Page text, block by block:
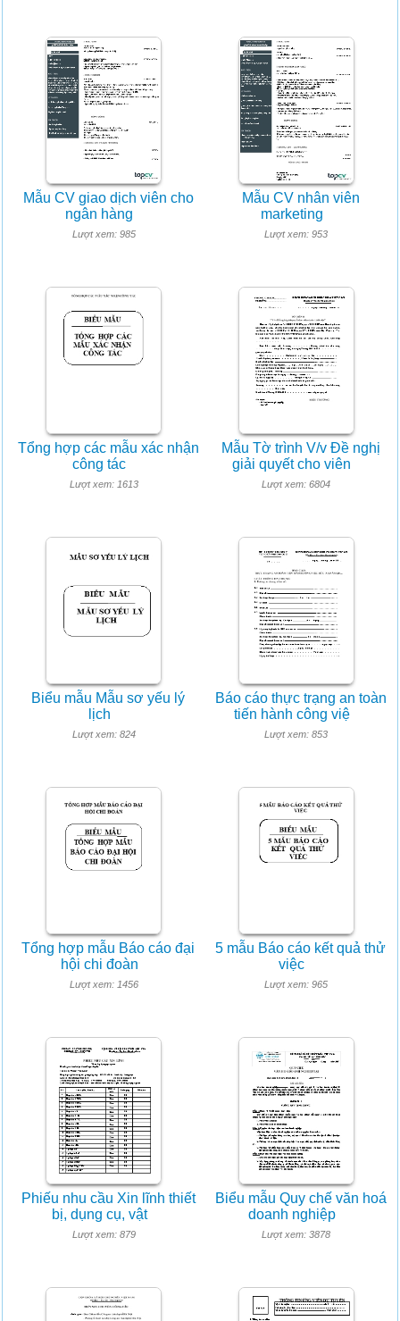
Mẫu CV giao dịch viên cho
ngân hàng
Lượt xem: 985
Mẫu CV nhân viên
marketing
Lượt xem: 953
Tổng hợp các mẫu xác nhận
công tác
Lượt xem: 1613
Mẫu Tờ trình V/v Đề nghị
giải quyết cho viên
Lượt xem: 6804
Biểu mẫu Mẫu sơ yếu lý
lịch
Lượt xem: 824
Báo cáo thực trạng an toàn
tiến hành công việ
Lượt xem: 853
Tổng hợp mẫu Báo cáo đại
hội chi đoàn
Lượt xem: 1456
5 mẫu Báo cáo kết quả thử
việc
Lượt xem: 965
Phiếu nhu cầu Xin lĩnh thiết
bị, dụng cụ, vật
Lượt xem: 879
Biểu mẫu Quy chế văn hoá
doanh nghiệp
Lượt xem: 3878